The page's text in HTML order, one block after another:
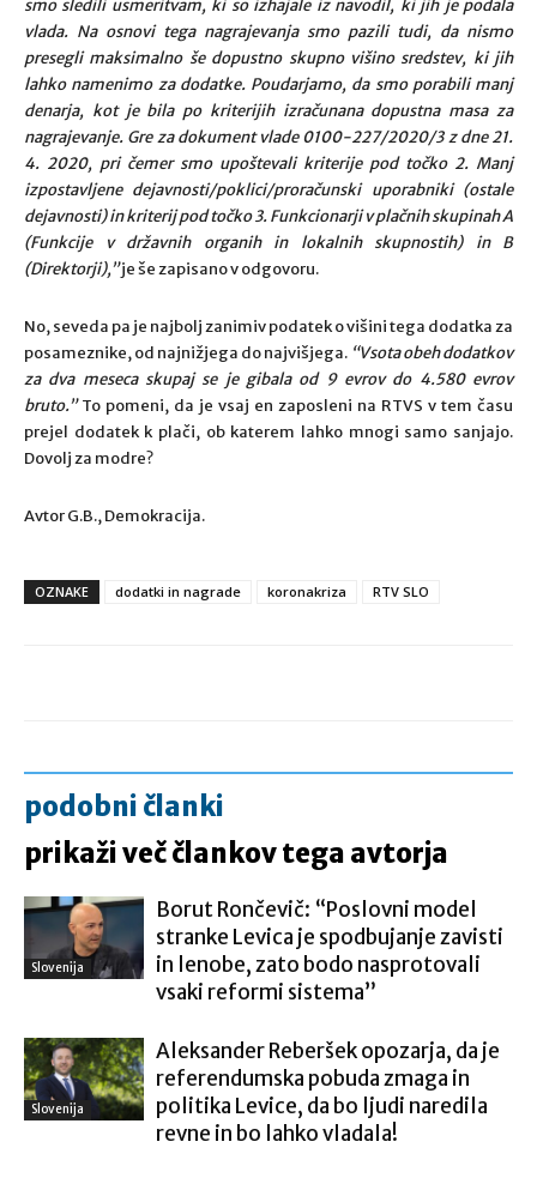
smo sledili usmeritvam, ki so izhajale iz navodil, ki jih je podala
vlada. Na osnovi tega nagrajevanja smo pazili tudi, da nismo
presegli maksimalno še dopustno skupno višino sredstev, ki jih
lahko namenimo za dodatke. Poudarjamo, da smo porabili manj
denarja, kot je bila po kriterijih izračunana dopustna masa za
nagrajevanje. Gre za dokument vlade 0100-227/2020/3 z dne 21.
4. 2020, pri čemer smo upoštevali kriterije pod točko 2. Manj
izpostavljene dejavnosti/poklici/proračunski uporabniki (ostale
dejavnosti) in kriterij pod točko 3. Funkcionarji v plačnih skupinah A
(Funkcije v državnih organih in lokalnih skupnostih) in B
(Direktorji),”je še zapisano v odgovoru.
No, seveda pa je najbolj zanimiv podatek o višini tega dodatka za
posameznike, od najnižjega do najvišjega. “Vsota obeh dodatkov
za dva meseca skupaj se je gibala od 9 evrov do 4.580 evrov
bruto.”To pomeni, da je vsaj en zaposleni na RTVS v tem času
prejel dodatek k plači, ob katerem lahko mnogi samo sanjajo.
Dovolj za modre?
Avtor G.B., Demokracija.
OZNAKE dodatki in nagrade koronakriza RTV SLO
podobni članki
prikaži več člankov tega avtorja
Slovenija
Borut Rončevič: “Poslovni model
stranke Levica je spodbujanje zavisti
in lenobe, zato bodo nasprotovali
vsaki reformi sistema”
Slovenija
Aleksander Reberšek opozarja, da je
referendumska pobuda zmaga in
politika Levice, da bo ljudi naredila
revne in bo lahko vladala!